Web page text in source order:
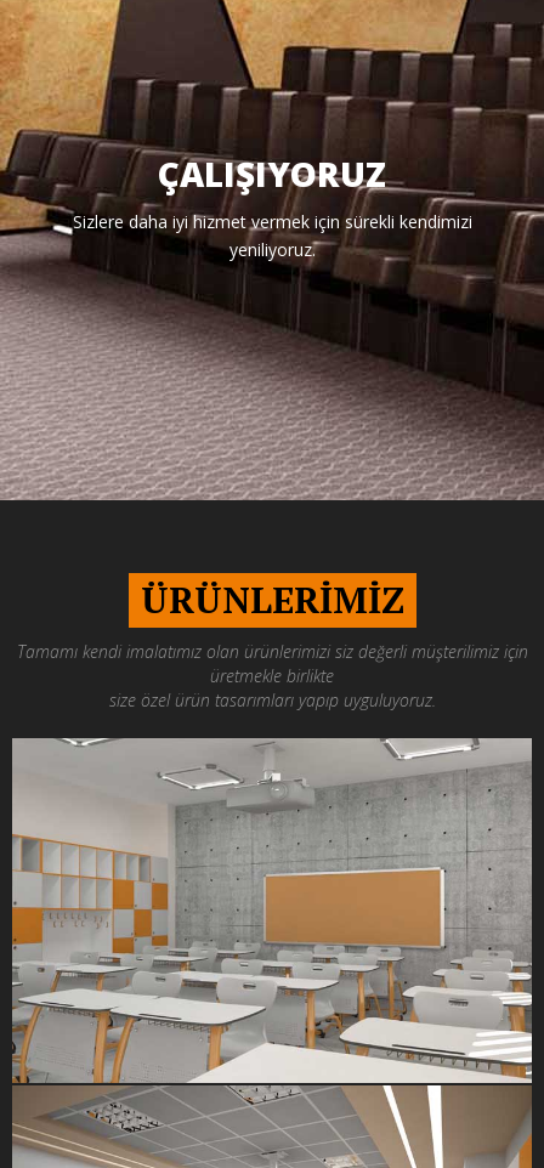
ÇALIŞIYORUZ
Sizlere daha iyi hizmet vermek için sürekli kendimizi
yeniliyoruz.
ÜRÜNLERİMİZ
Tamamı kendi imalatımız olan ürünlerimizi siz değerli müşterilimiz için
üretmekle birlikte
size özel ürün tasarımları yapıp uyguluyoruz.